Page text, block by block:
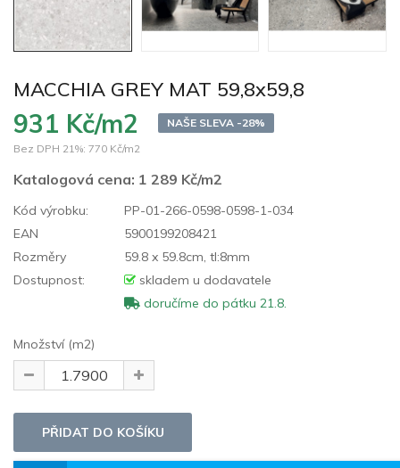
MACCHIA GREY MAT 59,8x59,8
931 Kč/m2
NAŠE SLEVA -28%
Bez DPH 21%: 770 Kč/m2
Katalogová cena: 1 289 Kč/m2
Kód výrobku:
PP-01-266-0598-0598-1-034
EAN
5900199208421
Rozměry
59.8 x 59.8cm, tl:8mm
Dostupnost:
skladem u dodavatele
doručíme do pátku 21.8.
Množství (m2)